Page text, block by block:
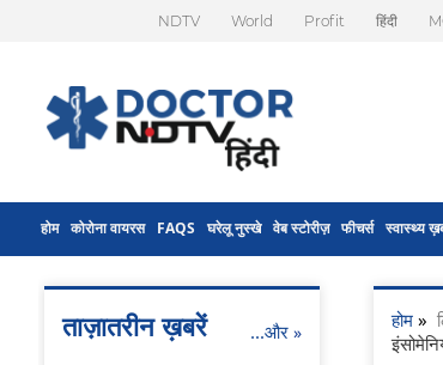
NDTV World Profit हिंदी
होम कोरोना वायरस FAQS घरेलू नुस्खे वेब स्टोरीज़ फीचर्स स्वास्थ्य
होम »
ताज़ातरीन ख़बरें ...और »